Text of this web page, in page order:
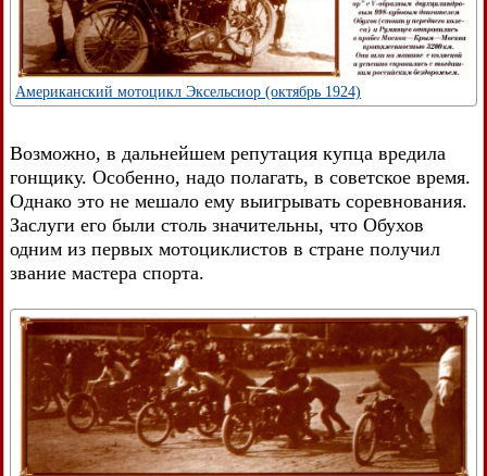
Американский мотоцикл Эксельсиор (октябрь 1924)
Возможно, в дальнейшем репутация купца вредила
гонщику. Особенно, надо полагать, в советское время.
Однако это не мешало ему выигрывать соревнования.
Заслуги его были столь значительны, что Обухов
одним из первых мотоциклистов в стране получил
звание мастера спорта.